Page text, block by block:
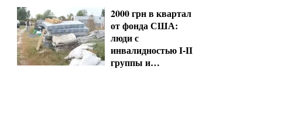
2000 грн в квартал
от фонда США:
люди с
инвалидностью I-II
группы и